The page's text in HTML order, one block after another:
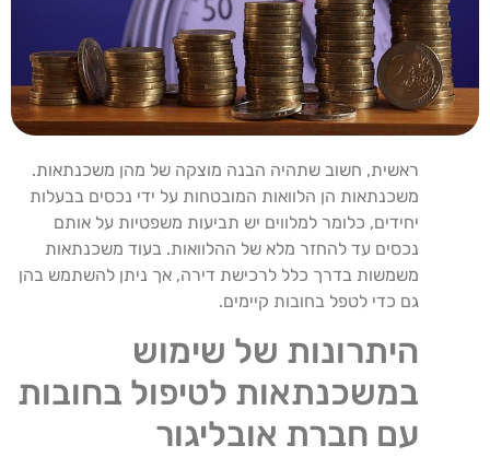
ראשית, חשוב שתהיה הבנה מוצקה של מהן משכנתאות.
משכנתאות הן הלוואות המובטחות על ידי נכסים בבעלות
יחידים, כלומר למלווים יש תביעות משפטיות על אותם
נכסים עד להחזר מלא של ההלוואות. בעוד משכנתאות
משמשות בדרך כלל לרכישת דירה, אך ניתן להשתמש בהן
גם כדי לטפל בחובות קיימים.
היתרונות של שימוש
במשכנתאות לטיפול בחובות
עם חברת אובליגור